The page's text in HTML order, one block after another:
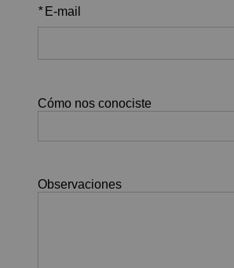
* E-mail
Cómo nos conociste
Observaciones